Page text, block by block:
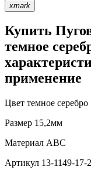
xmark
Купить
темное
применение
Цвет темное серебро
Размер 15,2мм
Материал АВС
Артикул 13-1149-17-